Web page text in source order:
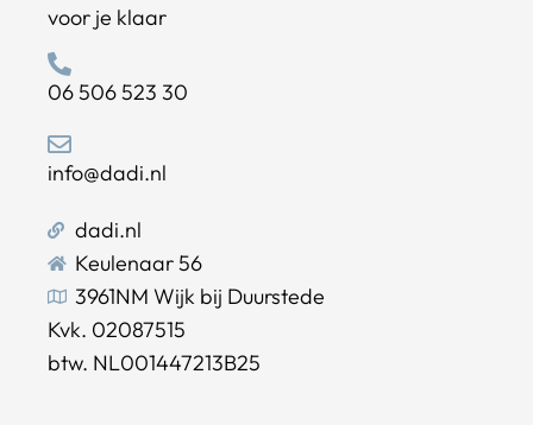
voor je klaar
06 506 523 30
info@dadi.nl
dadi.nl
Keulenaar 56
3961NM Wijk bij Duurstede
Kvk. 02087515
btw. NL001447213B25